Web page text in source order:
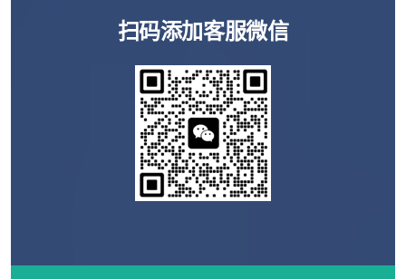
扫码添加客服微信